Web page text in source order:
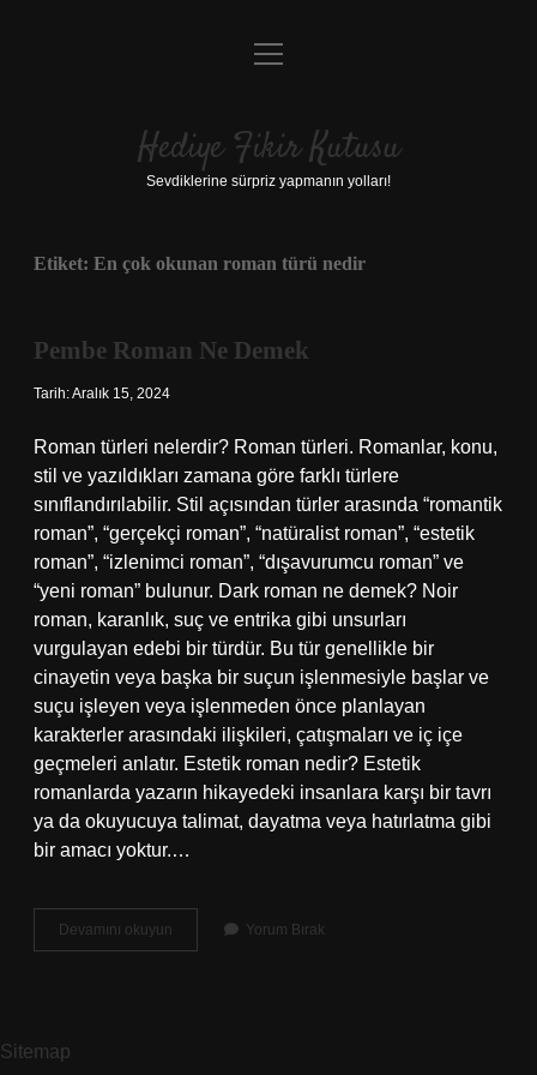
Anasayfa
Yasal Uyarı
menüyü
Hediye Fikir Kutusu
Sevdiklerine sürpriz yapmanın yolları!
Etiket: En çok okunan roman türü nedir
Pembe Roman Ne Demek
Tarih: Aralık 15, 2024
Roman türleri nelerdir? Roman türleri. Romanlar, konu,
stil ve yazıldıkları zamana göre farklı türlere
sınıflandırılabilir. Stil açısından türler arasında “romantik
roman”, “gerçekçi roman”, “natüralist roman”, “estetik
roman”, “izlenimci roman”, “dışavurumcu roman” ve
“yeni roman” bulunur. Dark roman ne demek? Noir
roman, karanlık, suç ve entrika gibi unsurları
vurgulayan edebi bir türdür. Bu tür genellikle bir
cinayetin veya başka bir suçun işlenmesiyle başlar ve
suçu işleyen veya işlenmeden önce planlayan
karakterler arasındaki ilişkileri, çatışmaları ve iç içe
geçmeleri anlatır. Estetik roman nedir? Estetik
romanlarda yazarın hikayedeki insanlara karşı bir tavrı
ya da okuyucuya talimat, dayatma veya hatırlatma gibi
bir amacı yoktur.…
Devamını okuyun
Roman
Yorum Bırak
Sitemap